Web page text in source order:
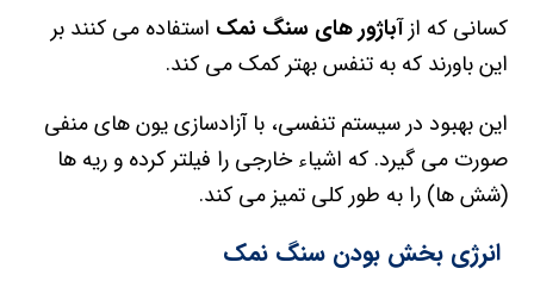
کسانی که ازآباژور های سنگ نمک استفاده می کنند بر
این باورند که به تنفس بهتر کمک می کند.
این بهبود در سیستم تنفسی، با آزادسازی یون های منفی
صورت می گیرد. که اشیاء خارجی را فیلتر کرده و ریه ها
(شش ها) را به طور کلی تمیز می کند.
انرژی بخش بودن سنگ نمک